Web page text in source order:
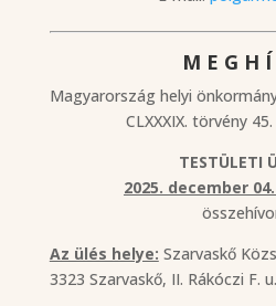
M E G H Í
Magyarország helyi
CLXXXIX. törvény
TESTÜLETI
2025. december
Az ülés helye: Szarvaskő
3323 Szarvaskő, II. Rákóczi F.